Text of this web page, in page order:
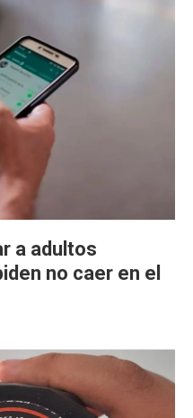
a adultos
no caer en el